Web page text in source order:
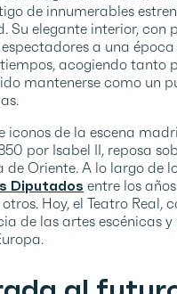
de innumerables
Su elegante interior, con
a una
acogiendo tanto
mantenerse como un
iconos de la escena
por Isabel II, reposa
de Oriente. A lo largo de
Diputados entre los
Hoy, el Teatro Real,
de las artes escénicas